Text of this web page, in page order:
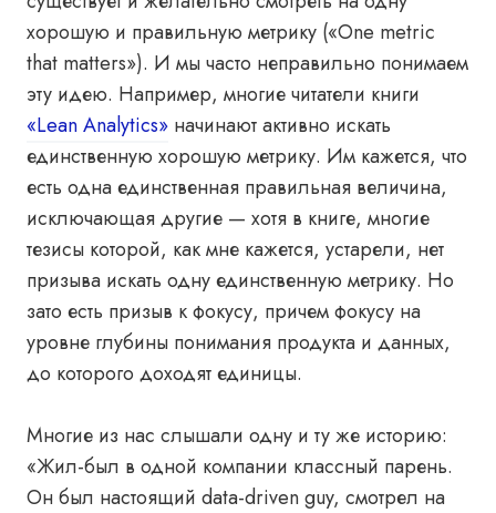
хорошую и правильную метрику («One metric
that matters»). И мы часто неправильно понимаем
эту идею. Например, многие читатели книги
«Lean Analytics» начинают активно искать
единственную хорошую метрику. Им кажется, что
есть одна единственная правильная величина,
исключающая другие — хотя в книге, многие
тезисы которой, как мне кажется, устарели, нет
призыва искать одну единственную метрику. Но
зато есть призыв к фокусу, причем фокусу на
уровне глубины понимания продукта и данных,
до которого доходят единицы.
Многие из нас слышали одну и ту же историю:
«Жил-был в одной компании классный парень.
Он был настоящий data-driven guy, смотрел на